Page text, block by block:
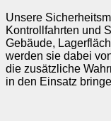
Unsere
Kontrollfahrten und
Gebäude,
werden sie dabei
die zusätzliche
in den Einsatz